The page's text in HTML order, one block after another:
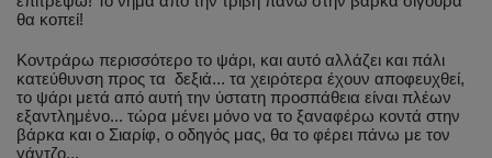
θα κοπεί!
Κοντράρω περισσότερο το ψάρι, και αυτό αλλάζει και πάλι
κατεύθυνση προς τα δεξιά... τα χειρότερα έχουν αποφευχθεί,
το ψάρι μετά από αυτή την ύστατη προσπάθεια είναι πλέων
εξαντλημένο... τώρα μένει μόνο να το ξαναφέρω κοντά στην
βάρκα και ο Σιαρίφ, ο οδηγός μας, θα το φέρει πάνω με τον
γάντζο...